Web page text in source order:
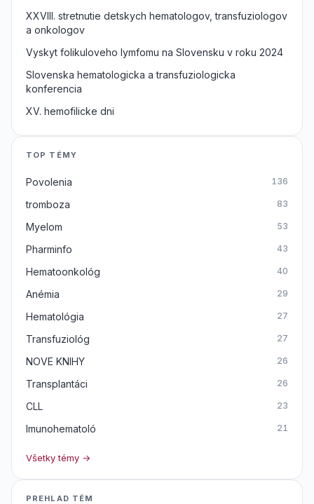
XXVIII. stretnutie detskych hematologov, transfuziologov
a onkologov
Vyskyt folikuloveho lymfomu na Slovensku v roku 2024
Slovenska hematologicka a transfuziologicka
konferencia
XV. hemofilicke dni
TOP TÉMY
Povolenia 136
tromboza 83
Myelom 53
Pharminfo 43
Hematoonkológ 40
Anémia 29
Hematológia 27
Transfuziológ 27
NOVE KNIHY 26
Transplantáci 26
CLL 23
Imunohematoló 21
Všetky témy →
PREHLAD TÉM